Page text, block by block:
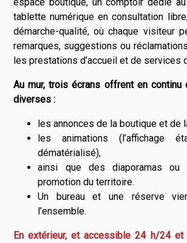
tablette numérique en consultation
démarche-qualité, où chaque visiteur
remarques, suggestions ou
les prestations d’accueil et de services
Au mur, trois écrans offrent en continu
diverses :
les annonces de la boutique et de
les animations (l’affichage
dématérialisé),
ainsi que des diaporamas
promotion du territoire.
Un bureau et une réserve
l’ensemble.
En extérieur, et accessible 24 h/24